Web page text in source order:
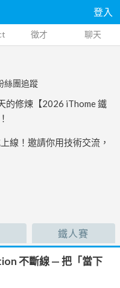
登入
徵才 聊天
絲團追蹤
的修煉【2026 iThome 鐵
線！邀請你用技術交流，
鐵人賽
不斷線 — 把「當下